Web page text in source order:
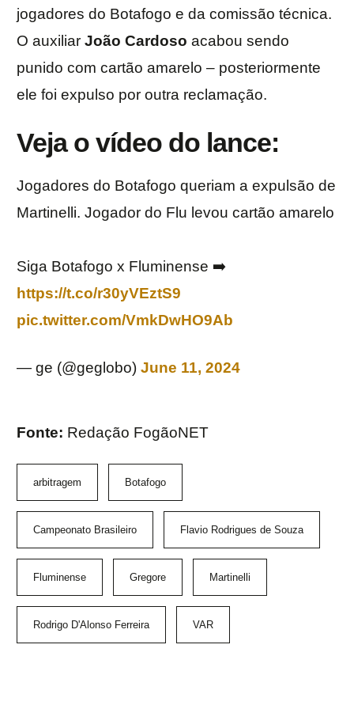
jogadores do Botafogo e da comissão técnica.
O auxiliar João Cardoso acabou sendo
punido com cartão amarelo – posteriormente
ele foi expulso por outra reclamação.
Veja o vídeo do lance:
Jogadores do Botafogo queriam a expulsão de
Martinelli. Jogador do Flu levou cartão amarelo
Siga Botafogo x Fluminense ➡️
https://t.co/r30yVEztS9
pic.twitter.com/VmkDwHO9Ab
— ge (@geglobo) June 11, 2024
Fonte: Redação FogãoNET
arbitragem Botafogo
Campeonato Brasileiro Flavio Rodrigues de Souza
Fluminense Gregore Martinelli
Rodrigo D'Alonso Ferreira VAR